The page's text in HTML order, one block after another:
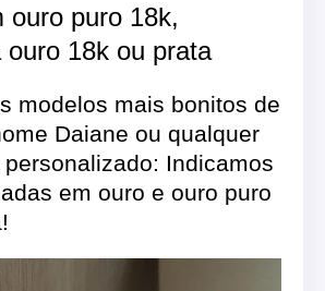
ouro puro 18k,
ouro 18k ou prata
modelos mais bonitos de
Daiane ou qualquer
Indicamos
em ouro e ouro puro